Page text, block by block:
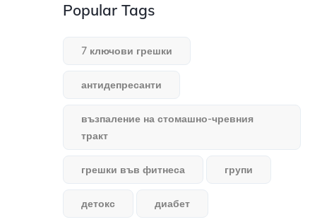
Popular Tags
7 ключови грешки
антидепресанти
възпаление на стомашно-чревния
тракт
грешки във фитнеса групи
детокс диабет